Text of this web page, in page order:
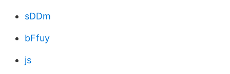
sDDm
bFfuy
js